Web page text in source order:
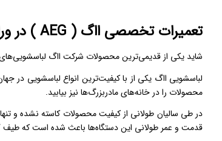
تعمیرات تخصصی ااگ ( AEG ) در ورامین قرچک مامازند
شاید یکی از قدیمی‌ترین محصولات شرکت ااگ
لباسشویی ااگ یکی از با کیفیت‌ترین انواع لباسشویی در
محصولات را در خانه‌های مادربزرگ‌ها نیز بیابید.
در طی سالیان طولانی از کیفیت محصولات کاسته نشده و
قدمت و عمر طولانی این دستگاه‌ها باعث شده است که طیف